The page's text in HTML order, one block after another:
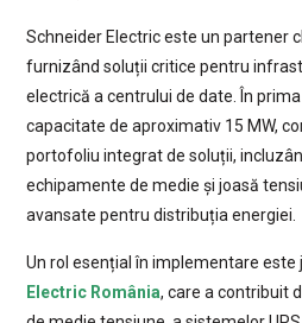
Schneider Electric este un partener
furnizând soluții critice pentru
electrică a centrului de date. În
capacitate de aproximativ 15 MW,
portofoliu integrat de soluții,
echipamente de medie și joasă
avansate pentru distribuția energiei.
Un rol esențial în implementare este
Electric România, care a contribuit